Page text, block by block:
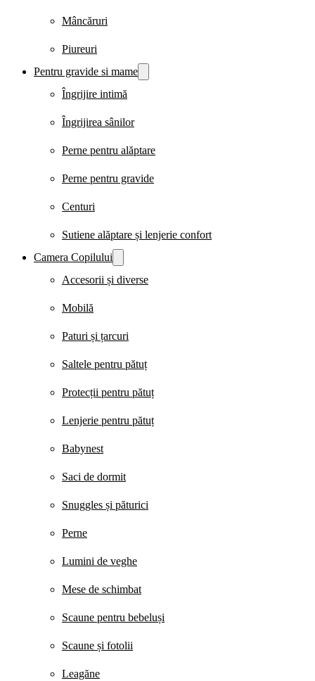
Mâncăruri
Piureuri
Pentru gravide si mame
Îngrijire intimă
Îngrijirea sânilor
Perne pentru alăptare
Perne pentru gravide
Centuri
Sutiene alăptare și lenjerie confort
Camera Copilului
Accesorii și diverse
Mobilă
Paturi și țarcuri
Saltele pentru pătuț
Protecții pentru pătuț
Lenjerie pentru pătuț
Babynest
Saci de dormit
Snuggles și păturici
Perne
Lumini de veghe
Mese de schimbat
Scaune pentru bebeluși
Scaune și fotolii
Leagăne